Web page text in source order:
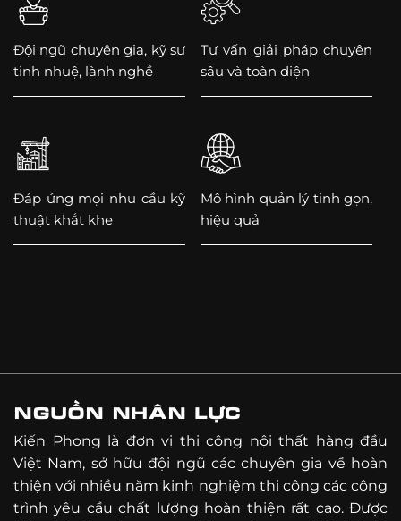
Đội ngũ chuyên gia, kỹ sư
tinh nhuệ, lành nghề
Tư vấn giải pháp chuyên
sâu và toàn diện
Đáp ứng mọi nhu cầu kỹ
thuật khắt khe
Mô hình quản lý tinh gọn,
hiệu quả
NGUỒN NHÂN LỰC
Kiến Phong là đơn vị thi công nội thất hàng đầu
Việt Nam, sở hữu đội ngũ các chuyên gia về hoàn
thiện với nhiều năm kinh nghiệm thi công các công
trình yêu cầu chất lượng hoàn thiện rất cao. Được